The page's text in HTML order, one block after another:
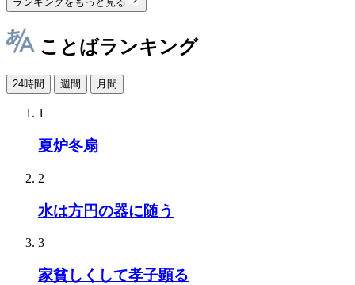
ことばランキング
24時間 週間 月間
1
夏炉冬扇
2
水は方円の器に随う
3
家貧しくして孝子顕る